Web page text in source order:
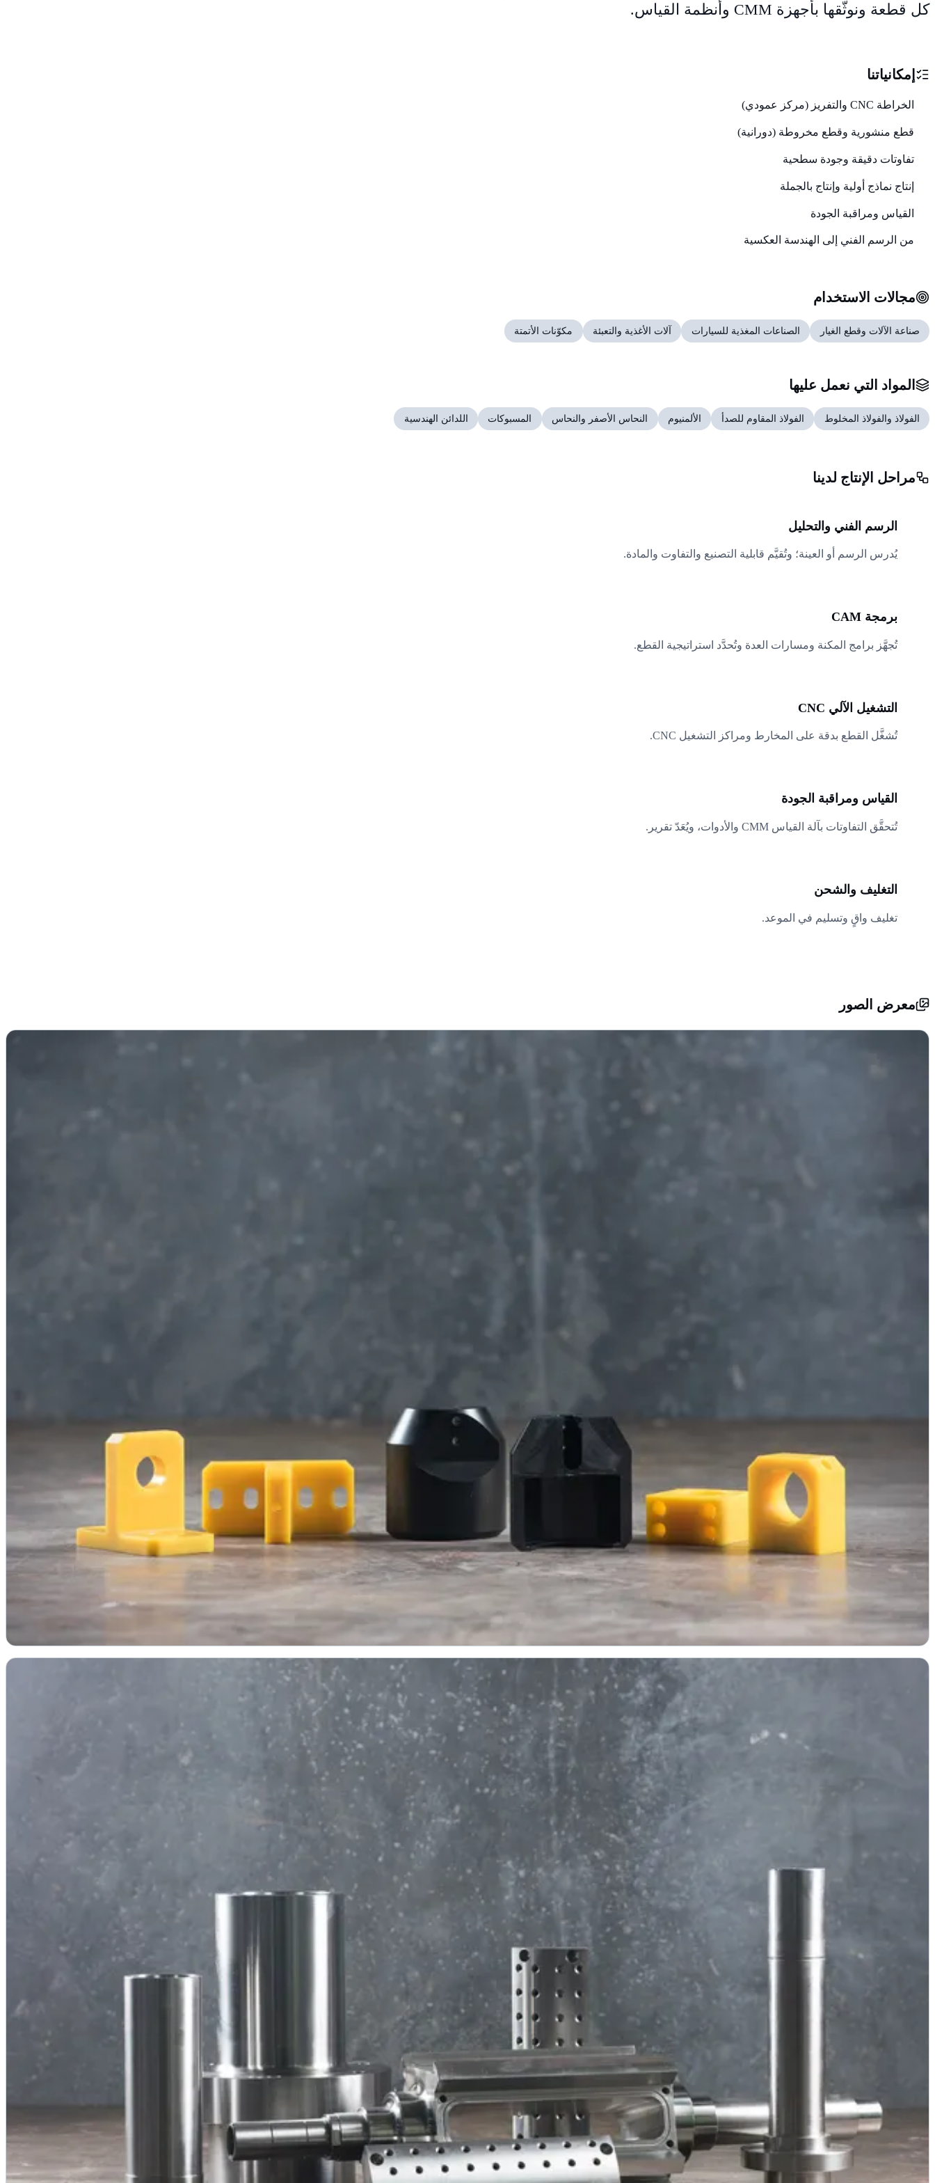
كل قطعة ونوثّقها بأجهزة CMM وأنظمة القياس.
إمكانياتنا
الخراطة CNC والتفريز (مركز عمودي)
قطع منشورية وقطع مخروطة (دورانية)
تفاوتات دقيقة وجودة سطحية
إنتاج نماذج أولية وإنتاج بالجملة
القياس ومراقبة الجودة
من الرسم الفني إلى الهندسة العكسية
مجالات الاستخدام
صناعة الآلات وقطع الغيار الصناعات المغذية للسيارات آلات الأغذية والتعبئة مكوّنات الأتمتة
المواد التي نعمل عليها
الفولاذ والفولاذ المخلوط الفولاذ المقاوم للصدأ الألمنيوم النحاس الأصفر والنحاس المسبوكات اللدائن الهندسية
مراحل الإنتاج لدينا
الرسم الفني والتحليل
يُدرس الرسم أو العينة؛ وتُقيَّم قابلية التصنيع والتفاوت والمادة.
برمجة CAM
تُجهَّز برامج المكنة ومسارات العدة وتُحدَّد استراتيجية القطع.
التشغيل الآلي CNC
تُشغَّل القطع بدقة على المخارط ومراكز التشغيل CNC.
القياس ومراقبة الجودة
تُتحقَّق التفاوتات بآلة القياس CMM والأدوات، ويُعَدّ تقرير.
التغليف والشحن
تغليف واقٍ وتسليم في الموعد.
معرض الصور